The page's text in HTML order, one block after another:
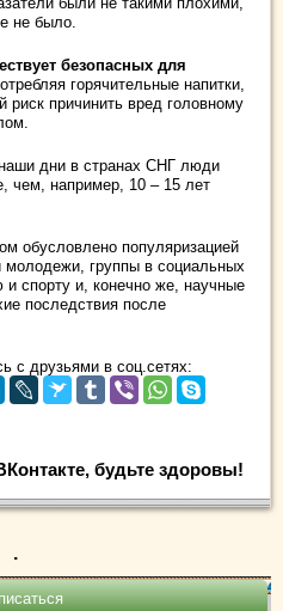
не было.
безопасных для
горячительные напитки,
причинить вред головному
наши дни в странах СНГ люди
чем, например, 10 – 15 лет
обусловлено популяризацией
молодежи, группы в социальных
спорту и, конечно же, научные
последствия после
с друзьями в соц.сетях:
будьте здоровы!
.